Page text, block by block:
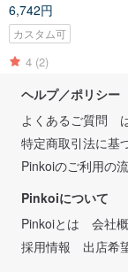
6,742円
カスタム可
4 (2)
ヘルプ／ポリシー
よくあるご質問
特定商取引法に基
Pinkoiのご利用の
Pinkoiについて
Pinkoiとは
会社
採用情報
出店希